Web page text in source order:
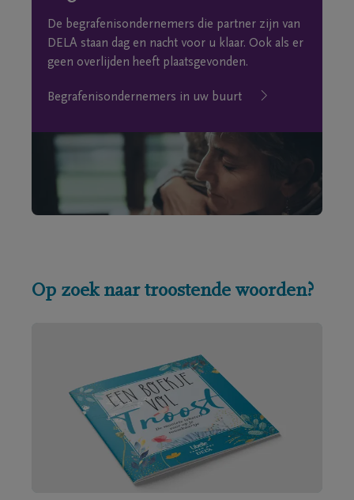
De begrafenisondernemers die partner zijn van
DELA staan dag en nacht voor u klaar. Ook als er
geen overlijden heeft plaatsgevonden.
Begrafenisondernemers in uw buurt
Op zoek naar troostende woorden?